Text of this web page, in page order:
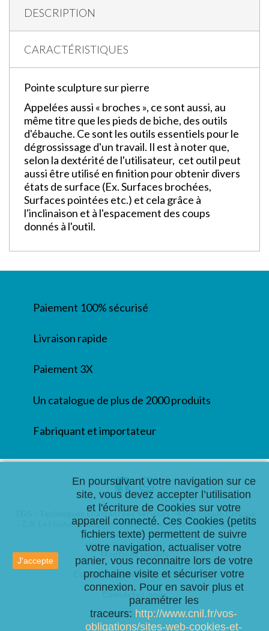
DESCRIPTION
CARACTÉRISTIQUES
Pointe sculpture sur pierre
Appelées aussi « broches », ce sont aussi, au
même titre que les pieds de biche, des outils
d'ébauche. Ce sont les outils essentiels pour le
dégrossissage d'un travail. Il est à noter que,
selon la dextérité de l'utilisateur, cet outil peut
aussi être utilisé en finition pour obtenir divers
états de surface (Ex. Surfaces brochées,
Surfaces pointées etc.) et cela grâce à
l'inclinaison et à l'espacement des coups
donnés à l'outil.
Paiement 100% sécurisé
Livraison rapide
Paiement 3X
Un catalogue de plus de 2000 produits
Fabriquant et importateur
FacebookInstagram
TDS - Techniques Diamantées Services- 4 rue Claude Chappe
- Z.A. La Haute Limougère - 37230 Fondettes -Tel:02 47 55 19
29 / Fax:02 47 55 19 50
Mentions légales
Conditions générales de vente
Contactez-nous
Plan du site
J'accepte
En poursuivant votre navigation sur ce
site, vous devez accepter l’utilisation
et l'écriture de Cookies sur votre
appareil connecté. Ces Cookies (petits
fichiers texte) permettent de suivre
votre navigation, actualiser votre
panier, vous reconnaitre lors de votre
prochaine visite et sécuriser votre
connexion. Pour en savoir plus et
paramétrer les
traceurs: http://www.cnil.fr/vos-
obligations/sites-web-cookies-et-